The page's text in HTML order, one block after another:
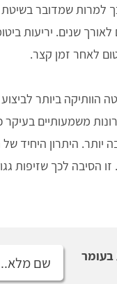
למרות שמדובר
שנים. יריעות
לאחר זמן קצר.
הוותיקה ביותר
משמעותיים בעיקר
יותר. היתרון היחיד
הסיבה לכך שזיפות
בעומר